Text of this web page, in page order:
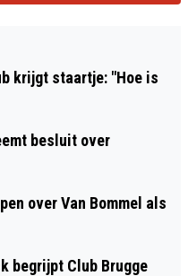
krijgt staartje: "Hoe is
besluit over
over Van Bommel als
begrijpt Club Brugge